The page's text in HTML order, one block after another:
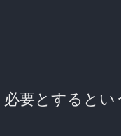
要とするとい